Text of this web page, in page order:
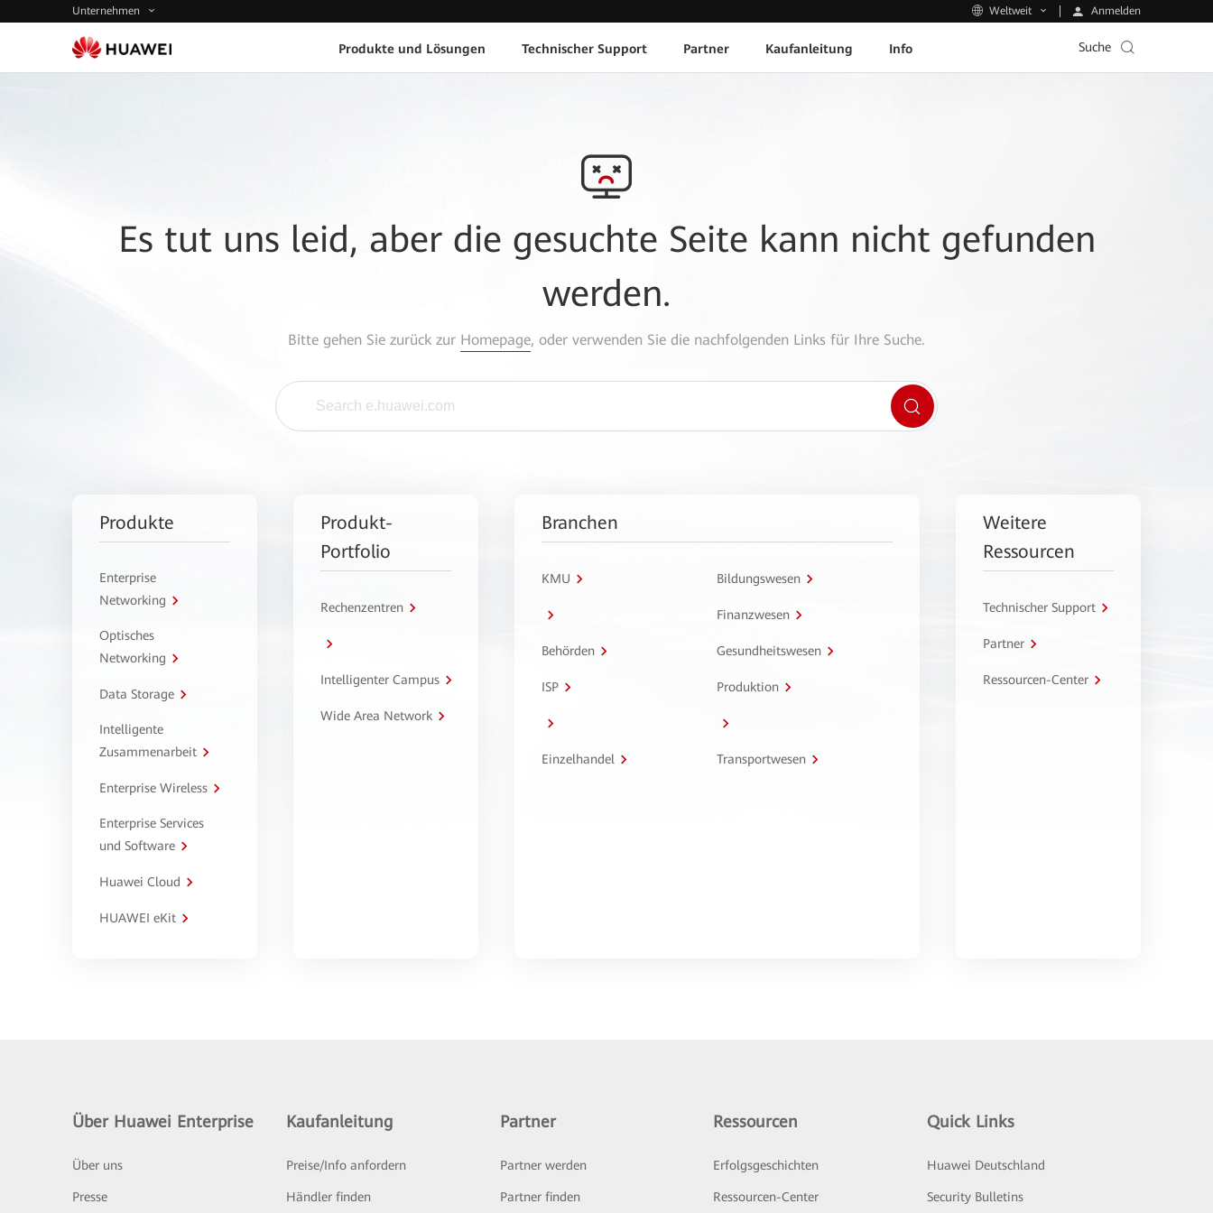
Unternehmen Weltweit Anmelden
Produkte und Lösungen Technischer Support Partner Kaufanleitung Info Suche
Es tut uns leid, aber die gesuchte Seite kann nicht gefunden
werden.
Bitte gehen Sie zurück zur Homepage, oder verwenden Sie die nachfolgenden Links für Ihre Suche.
Produkte
Enterprise
Networking
Optisches
Networking
Data Storage
Intelligente
Zusammenarbeit
Enterprise Wireless
Enterprise Services
und Software
Huawei Cloud
HUAWEI eKit
Produkt-
Portfolio
Rechenzentren
Intelligenter Campus
Wide Area Network
Branchen
KMU Bildungswesen
Finanzwesen
Behörden Gesundheitswesen
ISP Produktion
Einzelhandel Transportwesen
Weitere
Ressourcen
Technischer Support
Partner
Ressourcen-Center
Über Huawei Enterprise
Über uns
Presse
Kaufanleitung
Preise/Info anfordern
Händler finden
Partner
Partner werden
Partner finden
Ressourcen
Erfolgsgeschichten
Ressourcen-Center
Quick Links
Huawei Deutschland
Security Bulletins